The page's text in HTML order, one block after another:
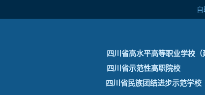
四川省高水平高等职业学校（
四川省示范性高职院校
四川省民族团结进步示范学校